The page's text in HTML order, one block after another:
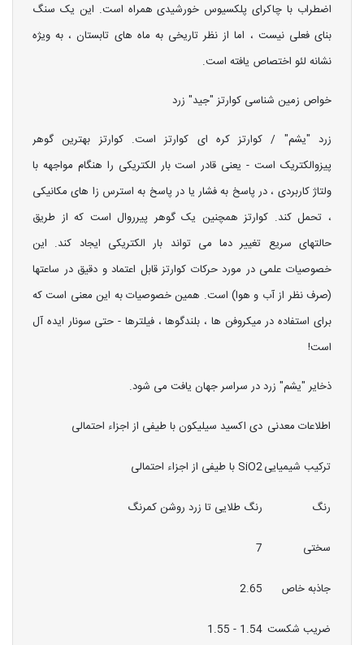
اضطراب با چاکرای پلکسیوس خورشیدی همراه است. این یک سنگ
بنای فعلی نیست ، اما از نظر تاریخی به ماه های تابستان ، به ویژه
نشانه لئو اختصاص یافته است.
خواص زمین شناسی کوارتز "جید" زرد
زرد "یشم" / کوارتز کره ای کوارتز است. کوارتز بهترین گوهر
پیزوالکتریک است - یعنی قادر است بار الکتریکی را هنگام مواجهه با
ولتاژ کاربردی ، در پاسخ به فشار یا در پاسخ به استرس زا های مکانیکی
، تحمل کند. کوارتز همچنین یک گوهر پیرروال است که از طریق
حالتهای سریع تغییر دما می تواند بار الکتریکی ایجاد کند. این
خصوصیات علمی در مورد حرکات کوارتز قابل اعتماد و دقیق در ساعتها
(صرف نظر از آب و هوا) است. همین خصوصیات به این معنی است که
برای استفاده در میکروفن ها ، بلندگوها ، فیلترها - حتی سونار ایده آل
است!
ذخایر "یشم" زرد در سراسر جهان یافت می شود.
اطلاعات معدنی دی اکسید سیلیکون با طیفی از اجزاء احتمالی
ترکیب شیمیاییSiO2 با طیفی از اجزاء احتمالی
رنگ رنگ طلایی تا زرد روشن کمرنگ
سختی 7
جاذبه خاص 2.65
ضریب شکست 1.54 - 1.55